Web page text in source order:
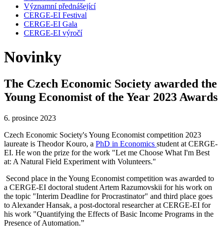
Významní přednášející
CERGE-EI Festival
CERGE-EI Gala
CERGE-EI výročí
Novinky
The Czech Economic Society awarded the
Young Economist of the Year 2023 Awards
6. prosince 2023
Czech Economic Society's Young Economist competition 2023
laureate is Theodor Kouro, a PhD in Economics student at CERGE-
EI. He won the prize for the work "Let me Choose What I'm Best
at: A Natural Field Experiment with Volunteers."
Second place in the Young Economist competition was awarded to
a CERGE-EI doctoral student Artem Razumovskii for his work on
the topic "Interim Deadline for Procrastinator" and third place goes
to Alexander Hansak, a post-doctoral researcher at CERGE-EI for
his work "Quantifying the Effects of Basic Income Programs in the
Presence of Automation.”